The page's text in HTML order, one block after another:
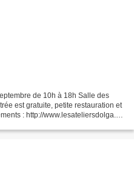
de 10h à 18h Salle des
est gratuite, petite restauration et
: http://www.lesateliersdolga.fr/